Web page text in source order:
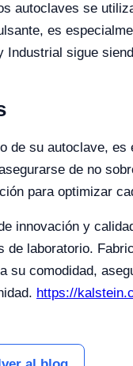
autoclaves se
es
sigue
de su autoclave,
de no
para optimizar
innovación y
de laboratorio.
su comodidad,
https://